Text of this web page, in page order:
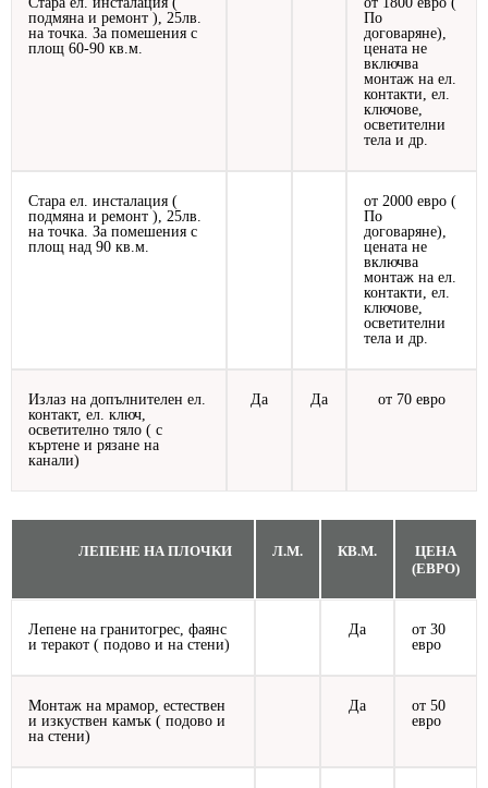
подмяна и ремонт ), 25лв.
на точка. За помешения с
площ 60-90 кв.м.
По
договаряне),
цената не
включва
монтаж на ел.
контакти, ел.
ключове,
осветителни
тела и др.
Стара ел. инсталация (
подмяна и ремонт ), 25лв.
на точка. За помешения с
площ над 90 кв.м.
от 2000 евро (
По
договаряне),
цената не
включва
монтаж на ел.
контакти, ел.
ключове,
осветителни
тела и др.
Излаз на допълнителен ел.
контакт, ел. ключ,
осветително тяло ( с
къртене и рязане на
канали)
Да Да от 70 евро
ЛЕПЕНЕ НА ПЛОЧКИ Л.М. КВ.М.
ЦЕНА
(ЕВРО)
Лепене на гранитогрес, фаянс
и теракот ( подово и на стени)
Да
от 30
евро
Монтаж на мрамор, естествен
и изкуствен камък ( подово и
на стени)
Да
от 50
евро